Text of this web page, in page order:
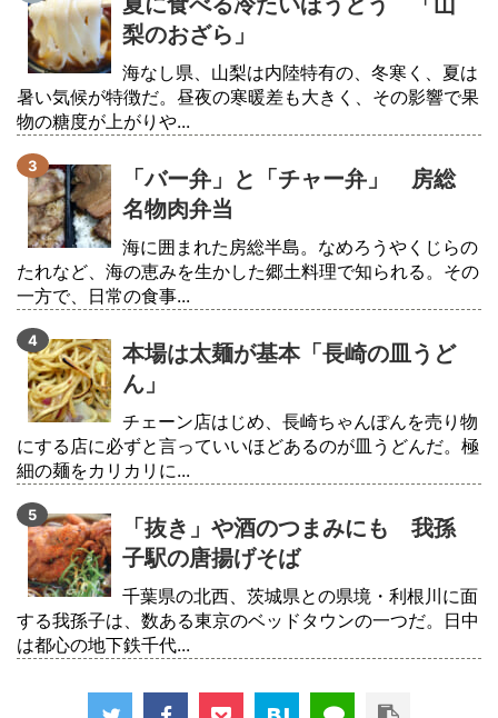
梨のおざら」
海なし県、山梨は内陸特有の、冬寒く、夏は
暑い気候が特徴だ。昼夜の寒暖差も大きく、その影響で果
物の糖度が上がりや...
「バー弁」と「チャー弁」 房総
名物肉弁当
海に囲まれた房総半島。なめろうやくじらの
たれなど、海の恵みを生かした郷土料理で知られる。その
一方で、日常の食事...
本場は太麺が基本「長崎の皿うど
ん」
チェーン店はじめ、長崎ちゃんぽんを売り物
にする店に必ずと言っていいほどあるのが皿うどんだ。極
細の麺をカリカリに...
「抜き」や酒のつまみにも 我孫
子駅の唐揚げそば
千葉県の北西、茨城県との県境・利根川に面
する我孫子は、数ある東京のベッドタウンの一つだ。日中
は都心の地下鉄千代...